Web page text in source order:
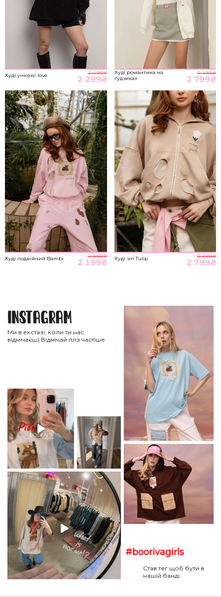
Худі унісекс love 2 499₴
2 299₴
Худі романтика на
ґудзиках
3 199₴
2 799₴
Худі подвійний Bambi 2 599₴
2 199₴ Худі зіп Tulip 3 299₴
2 799₴
Instagram
Ми в екстазі, коли ти нас
відмічаєш) Відмічай плз частіше
#boorivagirls
Став тег щоб бути в
нашій банді.
ВІДПРАВИТИ
Розмір речі